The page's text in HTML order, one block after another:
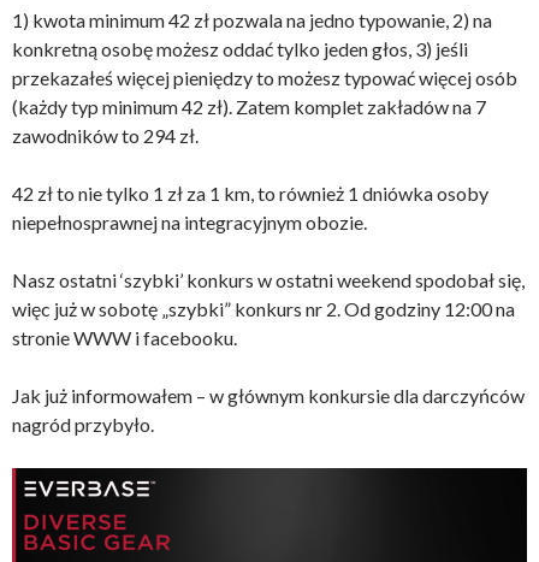
1) kwota minimum 42 zł pozwala na jedno typowanie, 2) na
konkretną osobę możesz oddać tylko jeden głos, 3) jeśli
przekazałeś więcej pieniędzy to możesz typować więcej osób
(każdy typ minimum 42 zł). Zatem komplet zakładów na 7
zawodników to 294 zł.
42 zł to nie tylko 1 zł za 1 km, to również 1 dniówka osoby
niepełnosprawnej na integracyjnym obozie.
Nasz ostatni ‘szybki’ konkurs w ostatni weekend spodobał się,
więc już w sobotę „szybki” konkurs nr 2. Od godziny 12:00 na
stronie WWW i facebooku.
Jak już informowałem – w głównym konkursie dla darczyńców
nagród przybyło.